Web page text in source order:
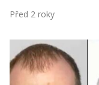
Před 2 roky